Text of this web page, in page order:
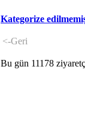
Kategorize
<-Geri
Bu gün 11178